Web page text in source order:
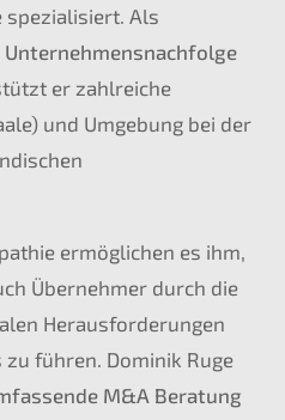
spezialisiert. Als
er zahlreiche
und Umgebung bei der
ermöglichen es ihm,
Übernehmer durch die
Herausforderungen
führen. Dominik Ruge
M&A Beratung